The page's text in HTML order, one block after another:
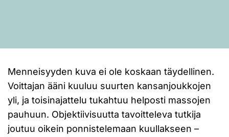
Menneisyyden kuva ei ole koskaan täydellinen.
Voittajan ääni kuuluu suurten kansanjoukkojen
yli, ja toisinajattelu tukahtuu helposti massojen
pauhuun. Objektiivisuutta tavoitteleva tutkija
joutuu oikein ponnistelemaan kuullakseen –